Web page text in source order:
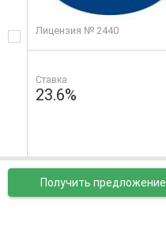
Лицензия № 2440
Ставка
23.6%
Получить предложение